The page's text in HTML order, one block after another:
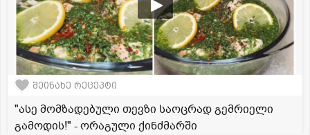
შეინახე რეცეპტი
"ასე მომზადებული თევზი საოცრად გემრიელი
გამოდის!" - ორაგული ქინძმარში